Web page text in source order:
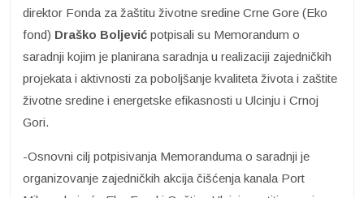
direktor Fonda za žaštitu životne sredine Crne Gore (Eko
fond) Draško Boljević potpisali su Memorandum o
saradnji kojim je planirana saradnja u realizaciji zajedničkih
projekata i aktivnosti za poboljšanje kvaliteta života i zaštite
životne sredine i energetske efikasnosti u Ulcinju i Crnoj
Gori.
-Osnovni cilj potpisivanja Memoranduma o saradnji je
organizovanje zajedničkih akcija čišćenja kanala Port